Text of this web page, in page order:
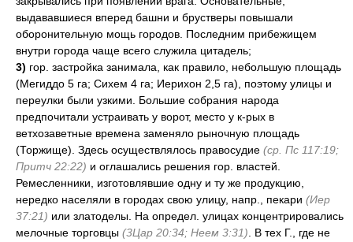
выдававшиеся вперед башни и брустверы повышали
оборонительную мощь городов. Последним прибежищем
внутри города чаще всего служила цитадель;
3) гор. застройка занимала, как правило, небольшую площадь
(Мегиддо 5 га; Сихем 4 га; Иерихон 2,5 га), поэтому улицы и
переулки были узкими. Большие собрания народа
предпочитали устраивать у ворот, место у к-рых в
ветхозаветные времена заменяло рыночную площадь
(Торжище). Здесь осуществлялось правосудие (ср. Пс 117:19;
Притч 22:22) и оглашались решения гор. властей.
Ремесленники, изготовлявшие одну и ту же продукцию,
нередко населяли в городах свою улицу, напр., пекари (Иер
37:21) или златоделы. На определ. улицах концентрировались
мелочные торговцы (3Цар 20:34; Неем 3:31) . В тех Г., где не